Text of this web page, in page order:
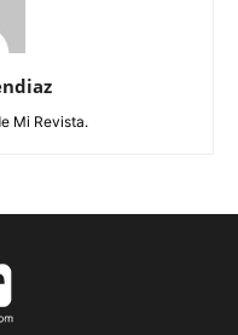
Mi Revista.